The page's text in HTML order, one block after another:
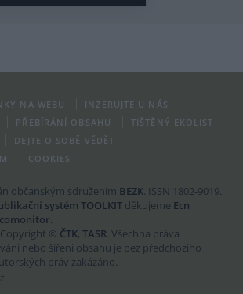
NA WEBU
INZERUJTE U NÁS
PŘEBÍRÁNÍ OBSAHU
TIŠTĚNÝ EKOLIST
DEJTE O SOBĚ VĚDĚT
COOKIES
občanským sdružením BEZK. ISSN 1802-9019.
systém TOOLKIT děkujeme Ecn
.
© ČTK, TASR. Všechna práva
nebo šíření obsahu je bez předchozího
práv zakázáno.